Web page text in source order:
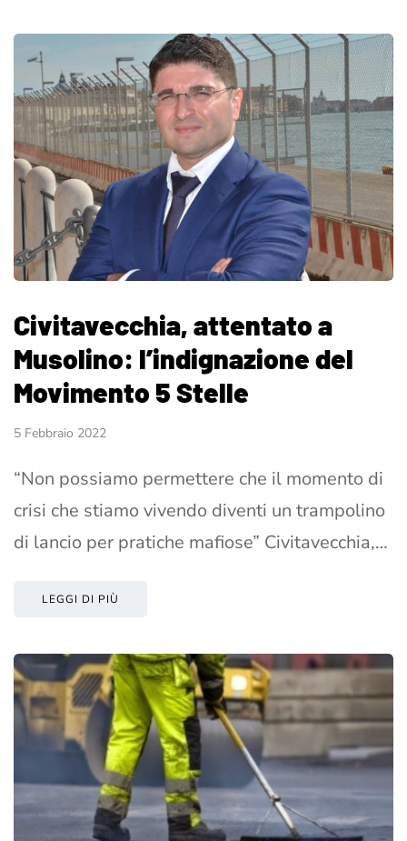
Civitavecchia, attentato a
Musolino: l’indignazione del
Movimento 5 Stelle
5 Febbraio 2022
“Non possiamo permettere che il momento di
crisi che stiamo vivendo diventi un trampolino
di lancio per pratiche mafiose” Civitavecchia,…
LEGGI DI PIÙ